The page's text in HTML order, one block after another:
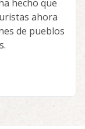
hecho que
ahora
de pueblos